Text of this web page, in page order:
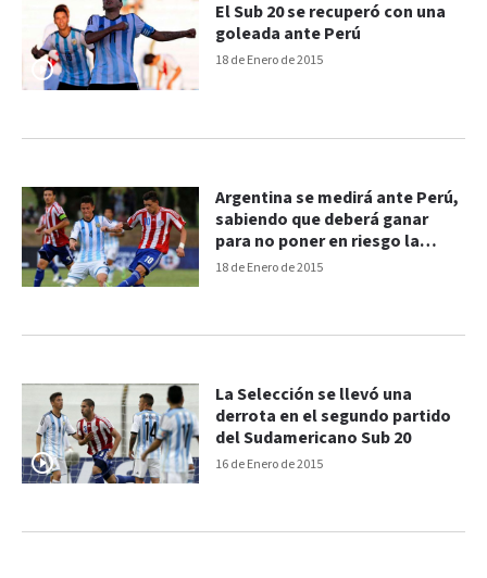
18 de Enero de 2015
El Sub 20 se recuperó con una
goleada ante Perú
18 de Enero de 2015
Argentina se medirá ante Perú,
sabiendo que deberá ganar
para no poner en riesgo la
clasificación
16 de Enero de 2015
La Selección se llevó una
derrota en el segundo partido
del Sudamericano Sub 20